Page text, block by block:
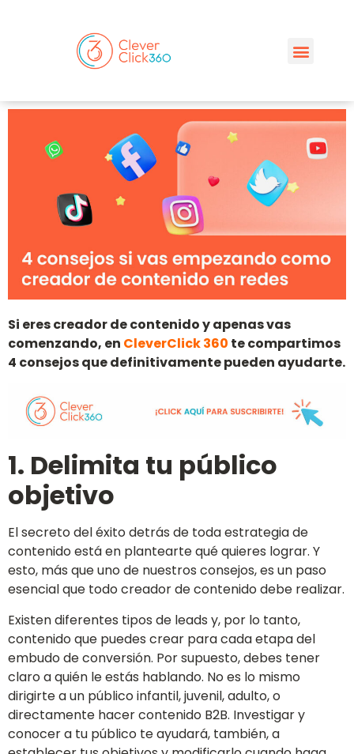
Si eres creador de contenido y apenas vas
comenzando, en CleverClick 360 te compartimos
4 consejos que definitivamente pueden ayudarte.
1. Delimita tu público
objetivo
El secreto del éxito detrás de toda estrategia de
contenido está en plantearte qué quieres lograr. Y
esto, más que uno de nuestros consejos, es un paso
esencial que todo creador de contenido debe realizar.
Existen diferentes tipos de leads y, por lo tanto,
contenido que puedes crear para cada etapa del
embudo de conversión. Por supuesto, debes tener
claro a quién le estás hablando. No es lo mismo
dirigirte a un público infantil, juvenil, adulto, o
directamente hacer contenido B2B. Investigar y
conocer a tu público te ayudará, también, a